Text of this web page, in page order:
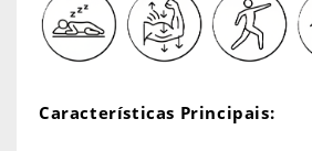
Características Principais: